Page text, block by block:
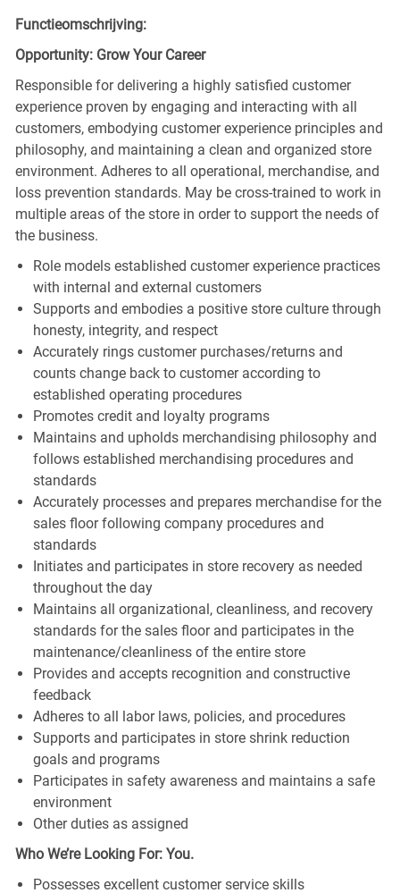
Functieomschrijving:
Opportunity: Grow Your Career
Responsible for delivering a highly satisfied customer
experience proven by engaging and interacting with all
customers, embodying customer experience principles and
philosophy, and maintaining a clean and organized store
environment. Adheres to all operational, merchandise, and
loss prevention standards. May be cross-trained to work in
multiple areas of the store in order to support the needs of
the business.
Role models established customer experience practices
with internal and external customers
Supports and embodies a positive store culture through
honesty, integrity, and respect
Accurately rings customer purchases/returns and
counts change back to customer according to
established operating procedures
Promotes credit and loyalty programs
Maintains and upholds merchandising philosophy and
follows established merchandising procedures and
standards
Accurately processes and prepares merchandise for the
sales floor following company procedures and
standards
Initiates and participates in store recovery as needed
throughout the day
Maintains all organizational, cleanliness, and recovery
standards for the sales floor and participates in the
maintenance/cleanliness of the entire store
Provides and accepts recognition and constructive
feedback
Adheres to all labor laws, policies, and procedures
Supports and participates in store shrink reduction
goals and programs
Participates in safety awareness and maintains a safe
environment
Other duties as assigned
Who We’re Looking For: You.
Possesses excellent customer service skills